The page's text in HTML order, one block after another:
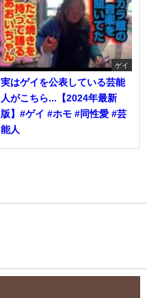
ゲイ
実はゲイを公表している芸能
人がこちら...【2024年最新
版】#ゲイ #ホモ #同性愛 #芸
能人